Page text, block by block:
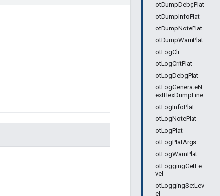
otDumpDebgPlat
otDumpInfoPlat
otDumpNotePlat
otDumpWarnPlat
otLogCli
otLogCritPlat
otLogDebgPlat
otLogGenerateN
extHexDumpLine
otLogInfoPlat
otLogNotePlat
otLogPlat
otLogPlatArgs
otLogWarnPlat
otLoggingGetLe
vel
otLoggingSetLev
el